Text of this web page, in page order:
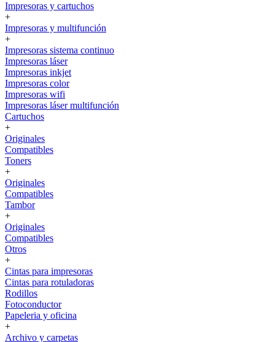
Impresoras y cartuchos
+
Impresoras y multifunción
+
Impresoras sistema continuo
Impresoras láser
Impresoras inkjet
Impresoras color
Impresoras wifi
Impresoras láser multifunción
Cartuchos
+
Originales
Compatibles
Toners
+
Originales
Compatibles
Tambor
+
Originales
Compatibles
Otros
+
Cintas para impresoras
Cintas para rotuladoras
Rodillos
Fotoconductor
Papeleria y oficina
+
Archivo y carpetas